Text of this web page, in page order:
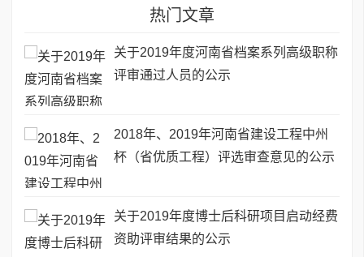
热门文章
关于2019年度河南省档案系列高级职称
评审通过人员的公示
2018年、2019年河南省建设工程中州
杯（省优质工程）评选审查意见的公示
关于2019年度博士后科研项目启动经费
资助评审结果的公示